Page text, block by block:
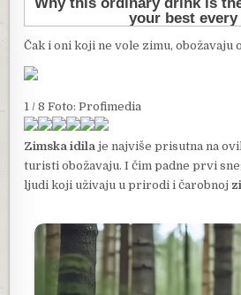
Čak i oni koji ne vole zimu, obožavaju
1 / 8 Foto: Profimedia
Zimska idilaje najviše prisutna na
turisti obožavaju. I čim padne prvi
ljudi koji uživaju u prirodi i čarobnoj